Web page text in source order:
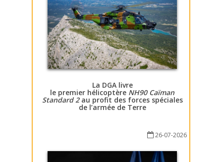
La DGA livre
le premier hélicoptère NH90 Caïman
Standard 2au profit des forces spéciales
de l’armée de Terre
26-07-2026